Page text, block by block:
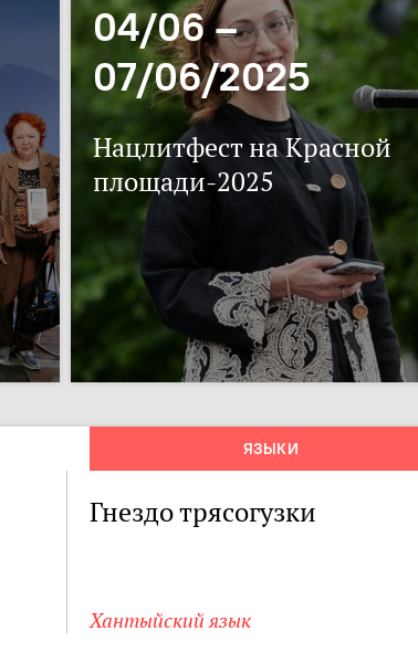
04/06 –
07/06/2025
Нацлитфест на Красной
площади-2025
ЯЗЫКИ
Гнездо трясогузки
Хантыйский язык